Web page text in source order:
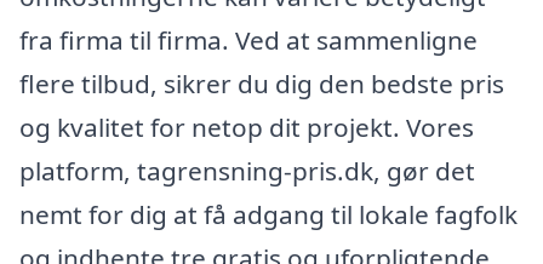
fra firma til firma. Ved at sammenligne
flere tilbud, sikrer du dig den bedste pris
og kvalitet for netop dit projekt. Vores
platform, tagrensning-pris.dk, gør det
nemt for dig at få adgang til lokale fagfolk